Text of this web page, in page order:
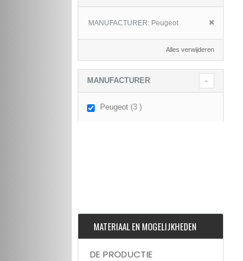
MANUFACTURER Peugeot Dit item
Alles verwijderen
MANUFACTURER
Peugeot 3 items
MATERIAAL EN MOGELIJKHEDEN
DE PRODUCTIE